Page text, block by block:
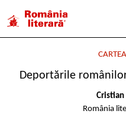
Deportările
Cristian
România